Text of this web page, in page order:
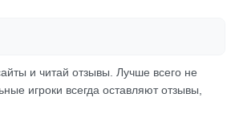
и читай отзывы. Лучше всего не
игроки всегда оставляют отзывы,